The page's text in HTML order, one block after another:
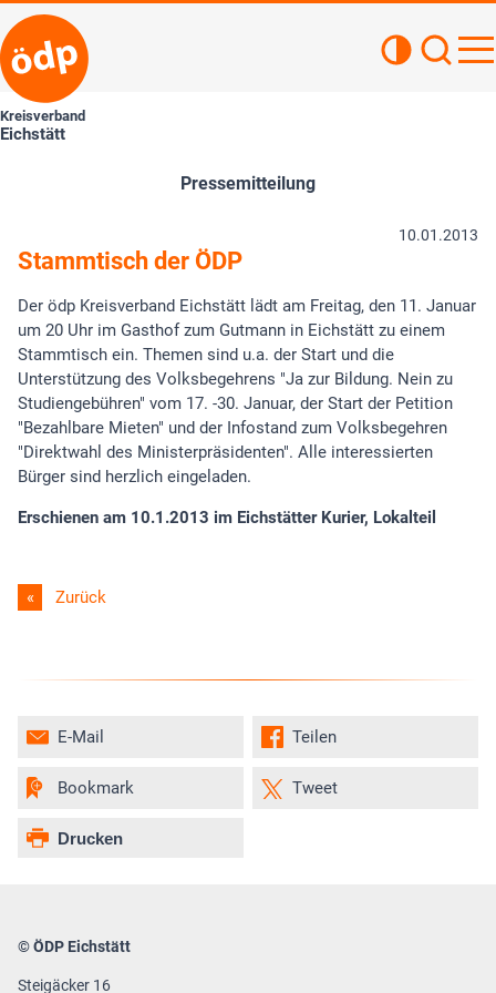
Kreisverband
Eichstätt
Pressemitteilung
10.01.2013
Stammtisch der ÖDP
Der ödp Kreisverband Eichstätt lädt am Freitag, den 11. Januar
um 20 Uhr im Gasthof zum Gutmann in Eichstätt zu einem
Stammtisch ein. Themen sind u.a. der Start und die
Unterstützung des Volksbegehrens "Ja zur Bildung. Nein zu
Studiengebühren" vom 17. -30. Januar, der Start der Petition
"Bezahlbare Mieten" und der Infostand zum Volksbegehren
"Direktwahl des Ministerpräsidenten". Alle interessierten
Bürger sind herzlich eingeladen.
Erschienen am 10.1.2013 im Eichstätter Kurier, Lokalteil
Zurück
Teilen
Tweet
E-Mail
Bookmark
Drucken
© ÖDP Eichstätt
Steigäcker 16